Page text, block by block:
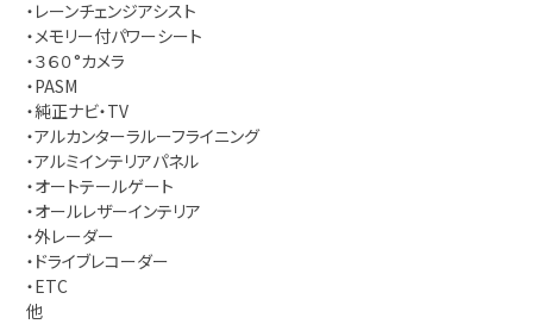
・レーンチェンジアシスト
・メモリー付パワーシート
・３６０°カメラ
・PASM
・純正ナビ・TV
・アルカンターラルーフライニング
・アルミインテリアパネル
・オートテールゲート
・オールレザーインテリア
・外レーダー
・ドライブレコーダー
・ETC
他